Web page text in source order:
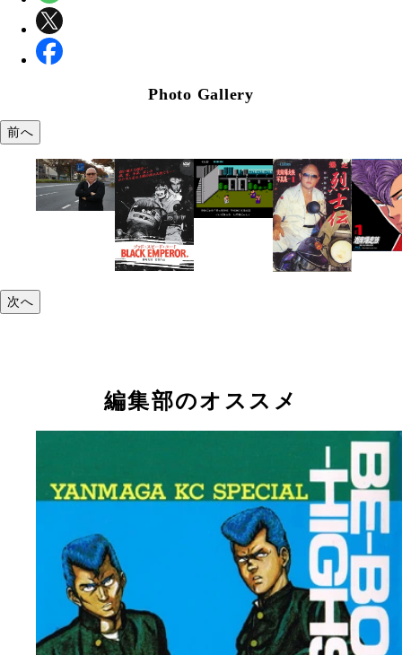
Photo Gallery
前へ
次へ
編集部のオススメ